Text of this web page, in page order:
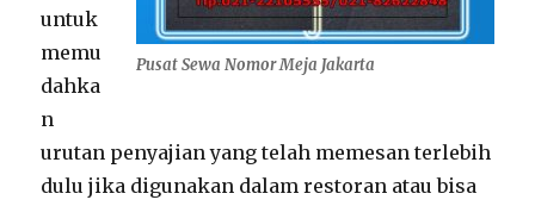
Pusat Sewa Nomor Meja Jakarta
untuk
memu
dahka
n
urutan penyajian yang telah memesan terlebih
dulu jika digunakan dalam restoran atau bisa